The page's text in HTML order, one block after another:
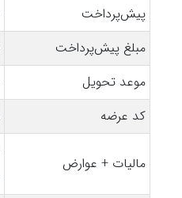
پیش‌پرداخت
مبلغ پیش‌پرداخت
موعد تحویل
کد عرضه
مالیات + عوارض